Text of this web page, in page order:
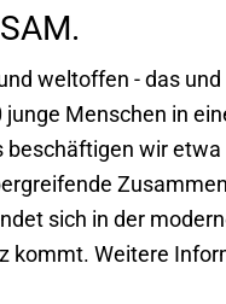
weltoffen - das
junge Menschen in
wir
sich in der
Weitere